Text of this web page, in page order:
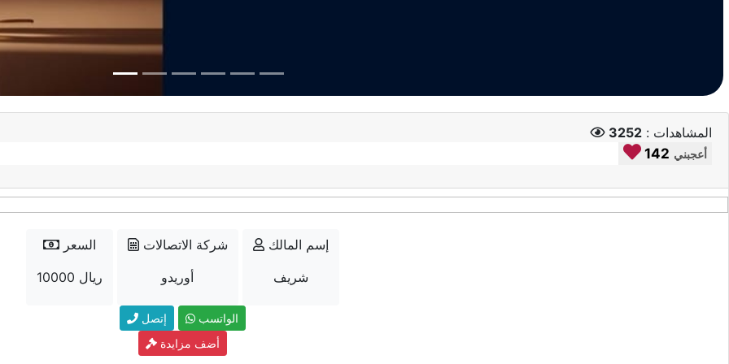
المشاهدات : 3252
142 أعجبني
السعر
10000 ريال
شركة الاتصالات
أوريدو
إسم المالك
شريف
إتصل
الواتسب
أضف مزايدة